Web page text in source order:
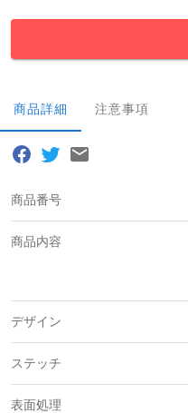
商品詳細 注意事項
商品番号
商品内容
デザイン
ステッチ
表面処理